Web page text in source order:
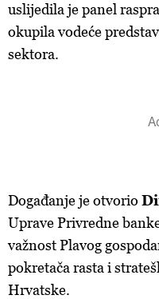
uslijedila je panel
okupila vodeće
sektora.
Događanje je otvorio
Uprave Privredne
važnost Plavog
pokretača rasta i
Hrvatske.